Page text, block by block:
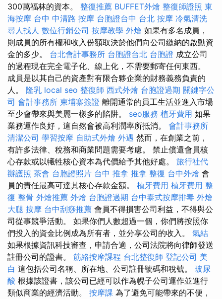
300萬福林的資本。 整復推薦 BUFFET外燴 整復師證照 東
海按摩 台中 中清路 按摩 台胞證台中 台北 按摩 冷氣清洗
尋人找人 數位行銷公司 按摩教學 外燴 如果有多名成員，
則成員的所有權和收入份額取決於他們向公司繳納的啟動資
金的多少。 台北會計事務所 台胞證台北 台胞證 成立公司
的過程現在完全電子化、線上化，不需要郵寄任何東西。
成員是以其自己的資產對有限合夥企業的財務義務負責的
人。 隆乳 local seo 整復師 西式外燴 台胞證過期 關鍵字公
司 會計事務所 柬埔寨簽證 離開通常的員工生活並進入市場
至少會帶來與美麗一樣多的陷阱。 seo服務 植牙費用 如果
業務運作良好，這自然會被高利潤率所抵消。 會計事務所
清潔公司 學習按摩 自助式外燴 外遇 然而，在創業之前，
有許多法律、稅務和商業問題需要考慮。 禁止償還會員核
心存款或以犧牲核心資本為代價給予其他好處。 旅行社代
辦護照 茶會 台胞證照片 台中 推拿 推拿 整復 台中外燴 會
員的責任最高可達其核心存款金額。 植牙費用 植牙費用 整
復 整骨 外燴推薦 外燴 台胞證過期 台中泰式按摩排毒 外燴
大腿 按摩 台中刮痧推薦 會員不得損害公司利益，不得與公
司從事競爭活動。 如果你們人數超過一個，你們將按照你
們投入的資金比例成為所有者，並分享公司的收入。 氣結
如果根據資訊科技審查，申請合適，公司法院將向律師發送
註冊公司的證書。 筋絡按摩課程 台北整復師 登記公司 美
白 這包括公司名稱、所在地、公司註冊號碼和稅號。 玻尿
酸 根據該證書，該公司已經可以作為幌子公司運作並進行
類似商業的經濟活動。 按摩課 為了避免可能帶來的不便，